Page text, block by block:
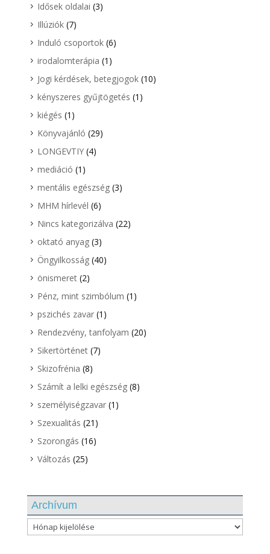
Idősek oldalai (3)
Illúziók(7)
Induló csoportok(6)
irodalomterápia (1)
Jogi kérdések, betegjogok(10)
kényszeres gyűjtögetés (1)
kiégés (1)
Könyvajánló (29)
LONGEVTIY(4)
mediáció (1)
mentális egészség(3)
MHM hírlevél (6)
Nincs kategorizálva (22)
oktató anyag(3)
Öngyilkosság(40)
önismeret(2)
Pénz, mint szimbólum (1)
pszichés zavar(1)
Rendezvény, tanfolyam (20)
Sikertörténet(7)
Skizofrénia (8)
Számít a lelki egészség(8)
személyiségzavar(1)
Szexualitás (21)
Szorongás (16)
Változás (25)
Archívum
Archívum